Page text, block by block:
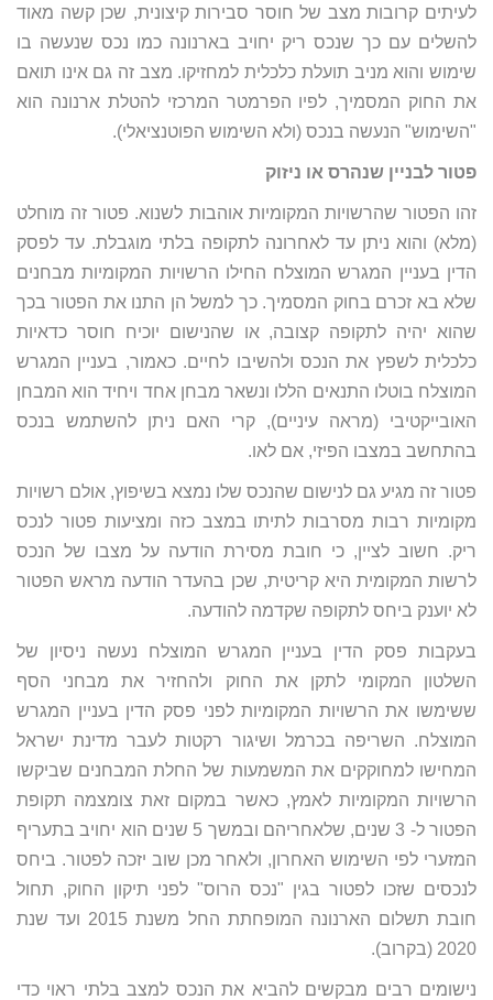
לעיתים קרובות מצב של חוסר סבירות קיצונית, שכן קשה מאוד
להשלים עם כך שנכס ריק יחויב בארנונה כמו נכס שנעשה בו
שימוש והוא מניב תועלת כלכלית למחזיקו. מצב זה גם אינו תואם
את החוק המסמיך, לפיו הפרמטר המרכזי להטלת ארנונה הוא
"השימוש" הנעשה בנכס (ולא השימוש הפוטנציאלי).
פטור לבניין שנהרס או ניזוק
זהו הפטור שהרשויות המקומיות אוהבות לשנוא. פטור זה מוחלט
(מלא) והוא ניתן עד לאחרונה לתקופה בלתי מוגבלת. עד לפסק
הדין בעניין המגרש המוצלח החילו הרשויות המקומיות מבחנים
שלא בא זכרם בחוק המסמיך. כך למשל הן התנו את הפטור בכך
שהוא יהיה לתקופה קצובה, או שהנישום יוכיח חוסר כדאיות
כלכלית לשפץ את הנכס ולהשיבו לחיים. כאמור, בעניין המגרש
המוצלח בוטלו התנאים הללו ונשאר מבחן אחד ויחיד הוא המבחן
האובייקטיבי (מראה עיניים), קרי האם ניתן להשתמש בנכס
בהתחשב במצבו הפיזי, אם לאו.
פטור זה מגיע גם לנישום שהנכס שלו נמצא בשיפוץ, אולם רשויות
מקומיות רבות מסרבות לתיתו במצב כזה ומציעות פטור לנכס
ריק. חשוב לציין, כי חובת מסירת הודעה על מצבו של הנכס
לרשות המקומית היא קריטית, שכן בהעדר הודעה מראש הפטור
לא יוענק ביחס לתקופה שקדמה להודעה.
בעקבות פסק הדין בעניין המגרש המוצלח נעשה ניסיון של
השלטון המקומי לתקן את החוק ולהחזיר את מבחני הסף
ששימשו את הרשויות המקומיות לפני פסק הדין בעניין המגרש
המוצלח. השריפה בכרמל ושיגור רקטות לעבר מדינת ישראל
המחישו למחוקקים את המשמעות של החלת המבחנים שביקשו
הרשויות המקומיות לאמץ, כאשר במקום זאת צומצמה תקופת
הפטור ל- 3 שנים, שלאחריהם ובמשך 5 שנים הוא יחויב בתעריף
המזערי לפי השימוש האחרון, ולאחר מכן שוב יזכה לפטור. ביחס
לנכסים שזכו לפטור בגין "נכס הרוס" לפני תיקון החוק, תחול
חובת תשלום הארנונה המופחתת החל משנת 2015 ועד שנת
2020 (בקרוב).
נישומים רבים מבקשים להביא את הנכס למצב בלתי ראוי כדי